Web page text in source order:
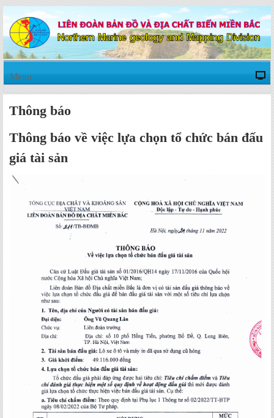
Menu
Thông báo
Thông báo về việc lựa chọn tổ chức bán đấu
giá tài sản